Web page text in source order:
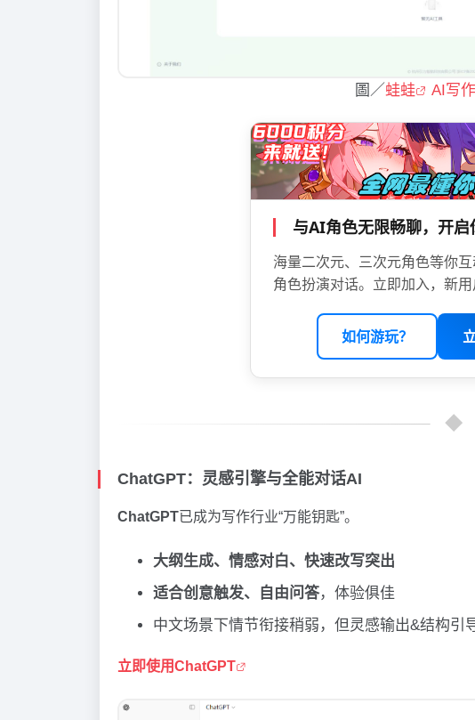
圖／蛙蛙 AI写
与AI角色无限畅聊，开
海量二次元、三次元角色等你
角色扮演对话。立即加入，新用
如何游玩？
ChatGPT：灵感引擎与全能对话AI
ChatGPT已成为写作行业“万能钥匙”。
大纲生成、情感对白、快速改写突出
适合创意触发、自由问答，体验俱佳
中文场景下情节衔接稍弱，但灵感输出&结构引
立即使用ChatGPT